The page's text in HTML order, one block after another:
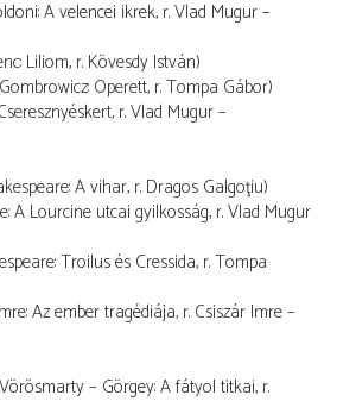
A velencei ikrek, r. Vlad Mugur –
Liliom, r. Kövesdy István)
Operett, r. Tompa Gábor)
r. Vlad Mugur –
A vihar, r. Dragos Galgoţiu)
A Lourcine utcai gyilkosság, r. Vlad Mugur
Troilus és Cressida, r. Tompa
Az ember tragédiája, r. Csiszár Imre –
– Görgey: A fátyol titkai, r.